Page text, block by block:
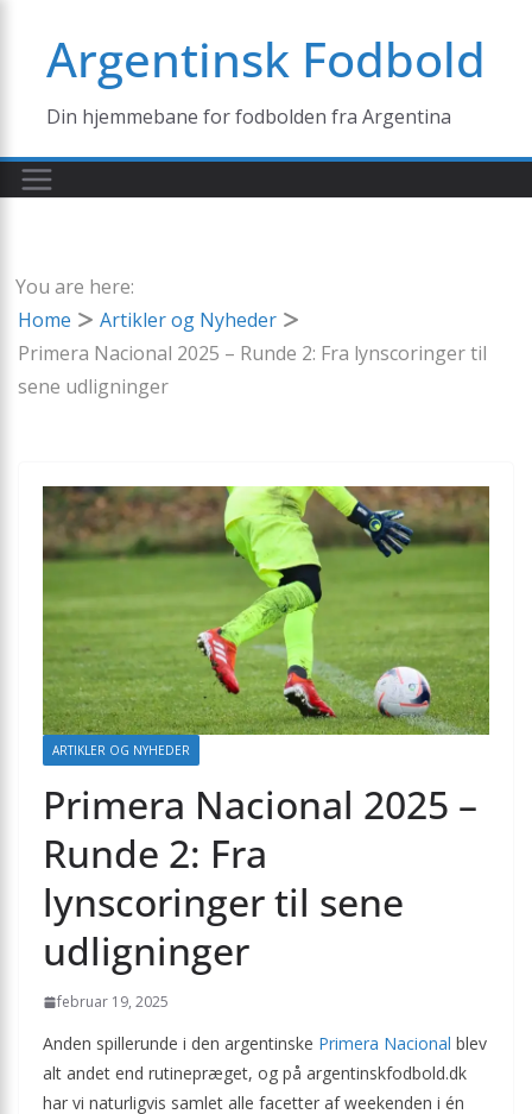
contentArgentinsk Fodbold
Din hjemmebane for fodbolden fra Argentina
You are here:
Home
Artikler og Nyheder
Primera Nacional 2025 – Runde 2: Fra lynscoringer til
sene udligninger
ARTIKLER OG NYHEDER
Primera Nacional 2025 –
Runde 2: Fra
lynscoringer til sene
udligninger
februar 19, 2025
Anden spillerunde i den argentinske Primera Nacional blev
alt andet end rutinepræget, og på argentinskfodbold.dk
har vi naturligvis samlet alle facetter af weekenden i én